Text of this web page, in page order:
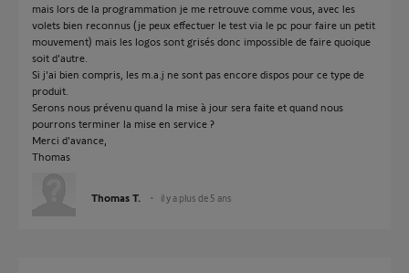
mais lors de la programmation je me retrouve comme vous, avec les
volets bien reconnus (je peux effectuer le test via le pc pour faire un petit
mouvement) mais les logos sont grisés donc impossible de faire quoique
soit d'autre.
Si j'ai bien compris, les m.a.j ne sont pas encore dispos pour ce type de
produit.
Serons nous prévenu quand la mise à jour sera faite et quand nous
pourrons terminer la mise en service ?
Merci d'avance,
Thomas
Thomas T. il y a plus de 5 ans